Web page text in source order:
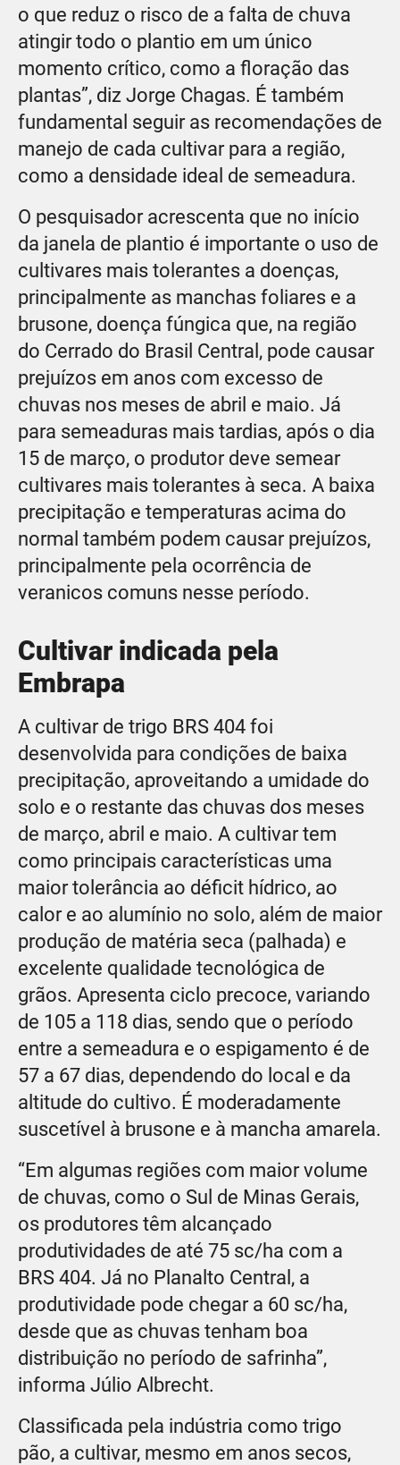
o que reduz o risco de a falta de chuva
atingir todo o plantio em um único
momento crítico, como a floração das
plantas”, diz Jorge Chagas. É também
fundamental seguir as recomendações de
manejo de cada cultivar para a região,
como a densidade ideal de semeadura.
O pesquisador acrescenta que no início
da janela de plantio é importante o uso de
cultivares mais tolerantes a doenças,
principalmente as manchas foliares e a
brusone, doença fúngica que, na região
do Cerrado do Brasil Central, pode causar
prejuízos em anos com excesso de
chuvas nos meses de abril e maio. Já
para semeaduras mais tardias, após o dia
15 de março, o produtor deve semear
cultivares mais tolerantes à seca. A baixa
precipitação e temperaturas acima do
normal também podem causar prejuízos,
principalmente pela ocorrência de
veranicos comuns nesse período.
Cultivar indicada pela
Embrapa
A cultivar de trigo BRS 404 foi
desenvolvida para condições de baixa
precipitação, aproveitando a umidade do
solo e o restante das chuvas dos meses
de março, abril e maio. A cultivar tem
como principais características uma
maior tolerância ao déficit hídrico, ao
calor e ao alumínio no solo, além de maior
produção de matéria seca (palhada) e
excelente qualidade tecnológica de
grãos. Apresenta ciclo precoce, variando
de 105 a 118 dias, sendo que o período
entre a semeadura e o espigamento é de
57 a 67 dias, dependendo do local e da
altitude do cultivo. É moderadamente
suscetível à brusone e à mancha amarela.
“Em algumas regiões com maior volume
de chuvas, como o Sul de Minas Gerais,
os produtores têm alcançado
produtividades de até 75 sc/ha com a
BRS 404. Já no Planalto Central, a
produtividade pode chegar a 60 sc/ha,
desde que as chuvas tenham boa
distribuição no período de safrinha”,
informa Júlio Albrecht.
Classificada pela indústria como trigo
pão, a cultivar, mesmo em anos secos,